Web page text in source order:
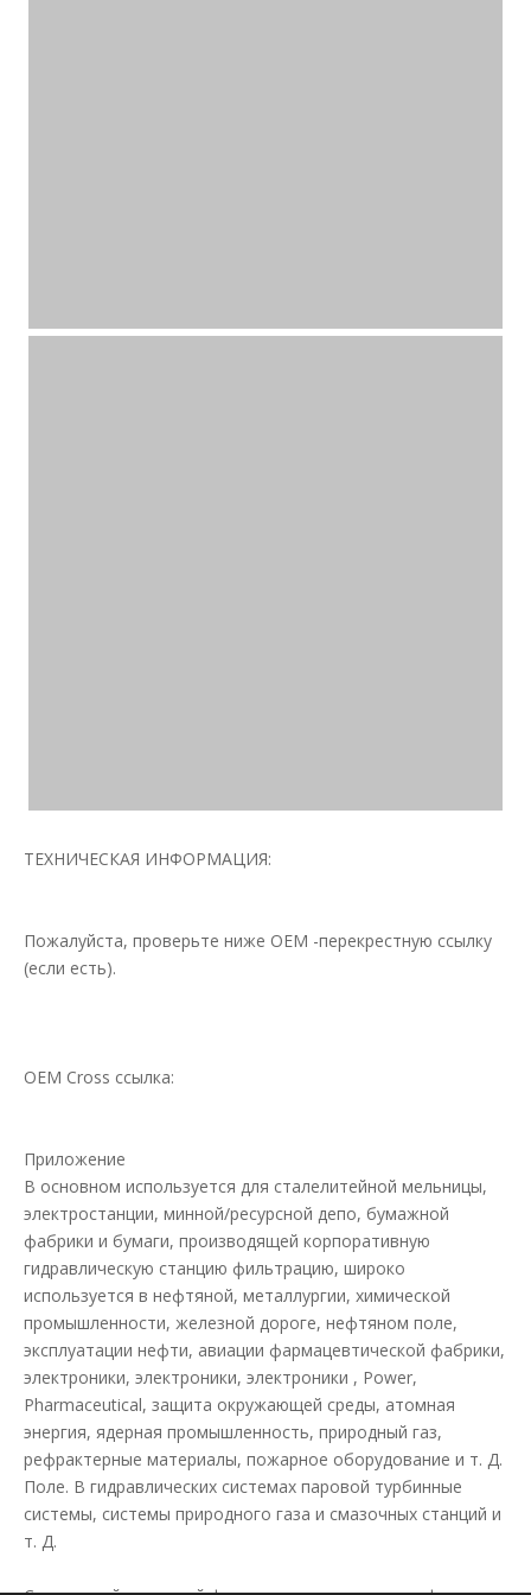
ТЕХНИЧЕСКАЯ ИНФОРМАЦИЯ:
Пожалуйста, проверьте ниже OEM -перекрестную ссылку
(если есть).
OEM Cross ссылка:
Приложение
В основном используется для сталелитейной мельницы,
электростанции, минной/ресурсной депо, бумажной
фабрики и бумаги, производящей корпоративную
гидравлическую станцию ​​фильтрацию, широко
используется в нефтяной, металлургии, химической
промышленности, железной дороге, нефтяном поле,
эксплуатации нефти, авиации фармацевтической фабрики,
электроники, электроники, электроники , Power,
Pharmaceutical, защита окружающей среды, атомная
энергия, ядерная промышленность, природный газ,
рефрактерные материалы, пожарное оборудование и т. Д.
Поле. В гидравлических системах паровой турбинные
системы, системы природного газа и смазочных станций и
т. Д.